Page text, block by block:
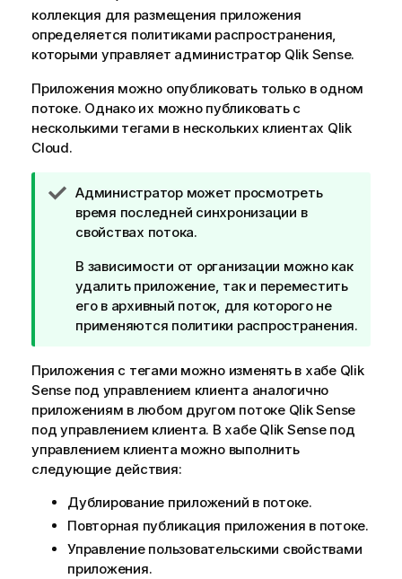
коллекция для размещения приложения
определяется политиками распространения,
которыми управляет администратор Qlik Sense.
Приложения можно опубликовать только в одном
потоке. Однако их можно публиковать с
несколькими тегами в нескольких клиентах Qlik
Cloud.
П
р
и
е
ч
а
н
е
к
п
о
д
с
а
з
к
е
Администратор может просмотреть
время последней синхронизации в
свойствах потока.
В зависимости от организации можно как
удалить приложение, так и переместить
его в архивный поток, для которого не
применяются политики распространения.
Приложения с тегами можно изменять в хабе Qlik
Senseпод управлением клиента аналогично
приложениям в любом другом потоке Qlik Sense
под управлением клиента. В хабе Qlik Senseпод
управлением клиента можно выполнить
следующие действия:
Дублирование приложений в потоке.
Повторная публикация приложения в потоке.
Управление пользовательскими свойствами
приложения.